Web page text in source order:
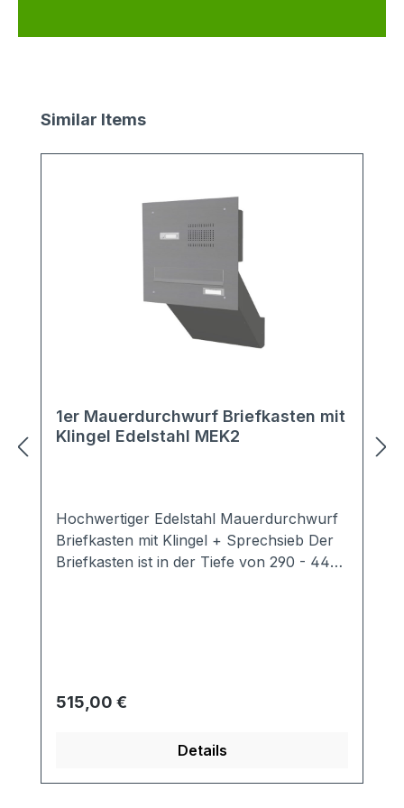
Produktgalerie überspringen
Similar Items
1er Mauerdurchwurf Briefkasten mit
Klingel Edelstahl MEK2
Hochwertiger Edelstahl Mauerdurchwurf
Briefkasten mit Klingel + Sprechsieb Der
Briefkasten ist in der Tiefe von 290 - 440
sollten Sie mit einem Pflegetuch über die
Frontplatte und der Tür wischen. So
Briefkastenanlage haben. Ausstattung:
1 Kunststoff Klingeltaster inkl. LED-
Regulärer Preis:
515,00 €
Details